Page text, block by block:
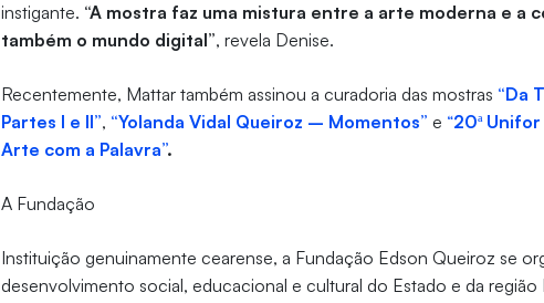
instigante. “A mostra faz uma mistura entre a arte moderna e a
também o mundo digital”, revela Denise.
Recentemente, Mattar também assinou a curadoria das mostras “Da
Partes I e II”, “Yolanda Vidal Queiroz – Momentos” e “20ª
Arte com a Palavra”.
A Fundação
Instituição genuinamente cearense, a Fundação Edson Queiroz se
desenvolvimento social, educacional e cultural do Estado e da região